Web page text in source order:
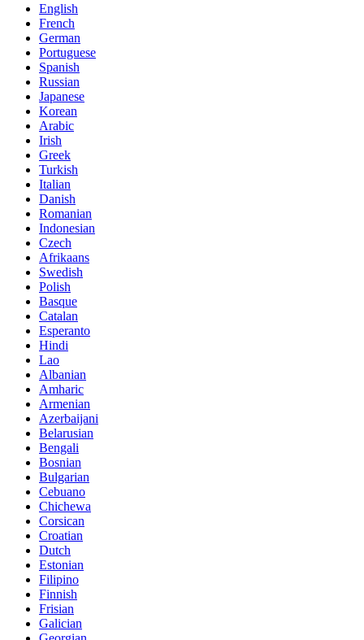
English
French
German
Portuguese
Spanish
Russian
Japanese
Korean
Arabic
Irish
Greek
Turkish
Italian
Danish
Romanian
Indonesian
Czech
Afrikaans
Swedish
Polish
Basque
Catalan
Esperanto
Hindi
Lao
Albanian
Amharic
Armenian
Azerbaijani
Belarusian
Bengali
Bosnian
Bulgarian
Cebuano
Chichewa
Corsican
Croatian
Dutch
Estonian
Filipino
Finnish
Frisian
Galician